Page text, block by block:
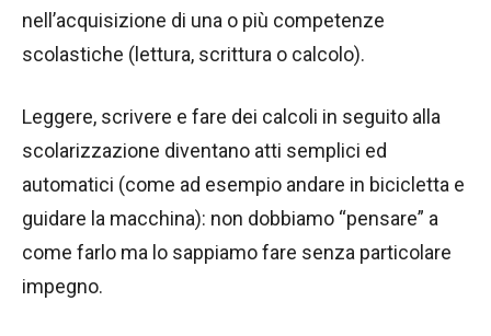
nell’acquisizione di una o più competenze
scolastiche (lettura, scrittura o calcolo).
Leggere, scrivere e fare dei calcoli in seguito alla
scolarizzazione diventano atti semplici ed
automatici (come ad esempio andare in bicicletta e
guidare la macchina): non dobbiamo “pensare” a
come farlo ma lo sappiamo fare senza particolare
impegno.